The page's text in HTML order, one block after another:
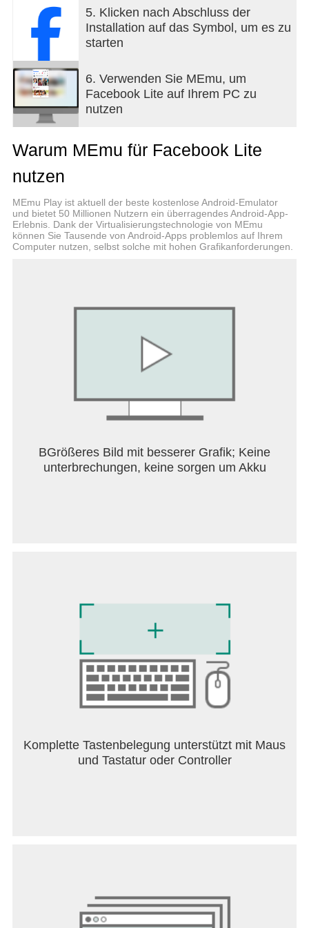
• Sende deinen Freunden Nachrichten und führe
Unterhaltungen mit Gruppen
• Erhalte Benachrichtigungen, wenn Freunde deine
Beiträge kommentieren oder mit „Gefällt mir“
markieren
• Finde heraus, was deine Freunde machen
• Teile Updates und Fotos
• Kaufe und verkaufe auf Facebook Marketplace in
Early Access: Jetzt ist es möglich, die nächste
Version von Facebook Lite bereits vorab als Beta-
Tester auszuprobieren. Registriere dich hier:
https://play.google.com/apps/testing/com.facebook.lite
Benötigst du weitere Hilfe? Bitte informiere uns
https://www.facebook.com/help/contact/
Facebook ist nur für Personen ab 13 Jahren
http://m.facebook.com/terms.php
5. Klicken nach Abschluss der
Installation auf das Symbol, um es zu
starten
6. Verwenden Sie MEmu, um
Facebook Lite auf Ihrem PC zu
nutzen
Warum MEmu für Facebook Lite
nutzen
MEmu Play ist aktuell der beste kostenlose Android-Emulator
und bietet 50 Millionen Nutzern ein überragendes Android-App-
Erlebnis. Dank der Virtualisierungstechnologie von MEmu
können Sie Tausende von Android-Apps problemlos auf Ihrem
Computer nutzen, selbst solche mit hohen Grafikanforderungen.
BGrößeres Bild mit besserer Grafik; Keine
unterbrechungen, keine sorgen um Akku
Komplette Tastenbelegung unterstützt mit Maus
und Tastatur oder Controller